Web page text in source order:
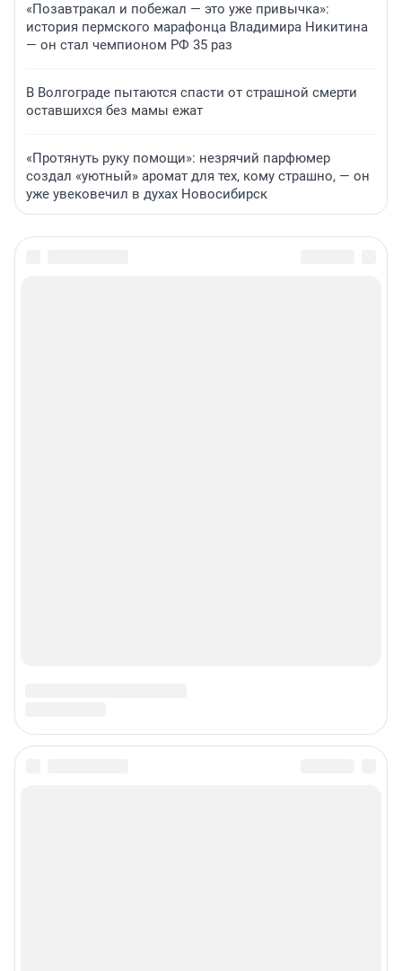
«Позавтракал и побежал — это уже привычка»:
история пермского марафонца Владимира Никитина
— он стал чемпионом РФ 35 раз
В Волгограде пытаются спасти от страшной смерти
оставшихся без мамы ежат
«Протянуть руку помощи»: незрячий парфюмер
создал «уютный» аромат для тех, кому страшно, — он
уже увековечил в духах Новосибирск